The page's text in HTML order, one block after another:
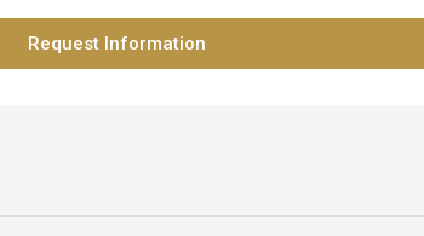
Request Information